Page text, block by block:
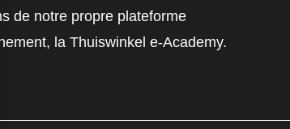
de notre propre plateforme
la Thuiswinkel e-Academy.